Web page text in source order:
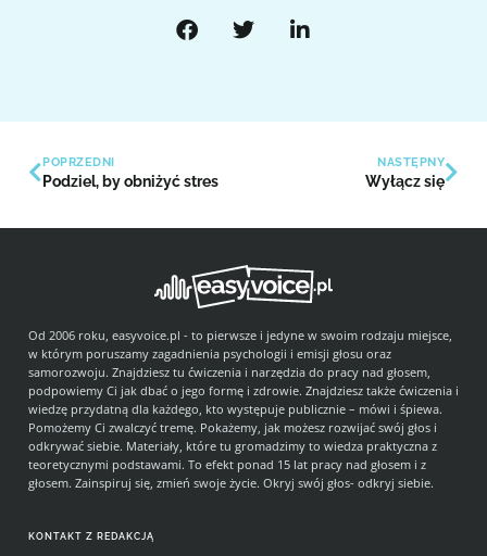
POPRZEDNI
Podziel, by obniżyć stres
NASTĘPNY
Wyłącz się
KONTAKT Z REDAKCJĄ
Od 2006 roku, easyvoice.pl - to pierwsze i jedyne w swoim rodzaju miejsce,
w którym poruszamy zagadnienia psychologii i emisji głosu oraz
samorozwoju. Znajdziesz tu ćwiczenia i narzędzia do pracy nad głosem,
podpowiemy Ci jak dbać o jego formę i zdrowie. Znajdziesz także ćwiczenia i
wiedzę przydatną dla każdego, kto występuje publicznie – mówi i śpiewa.
Pomożemy Ci zwalczyć tremę. Pokażemy, jak możesz rozwijać swój głos i
odkrywać siebie. Materiały, które tu gromadzimy to wiedza praktyczna z
teoretycznymi podstawami. To efekt ponad 15 lat pracy nad głosem i z
głosem. Zainspiruj się, zmień swoje życie. Okryj swój głos- odkryj siebie.